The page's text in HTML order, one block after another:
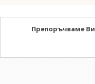
Препоръчваме Ви